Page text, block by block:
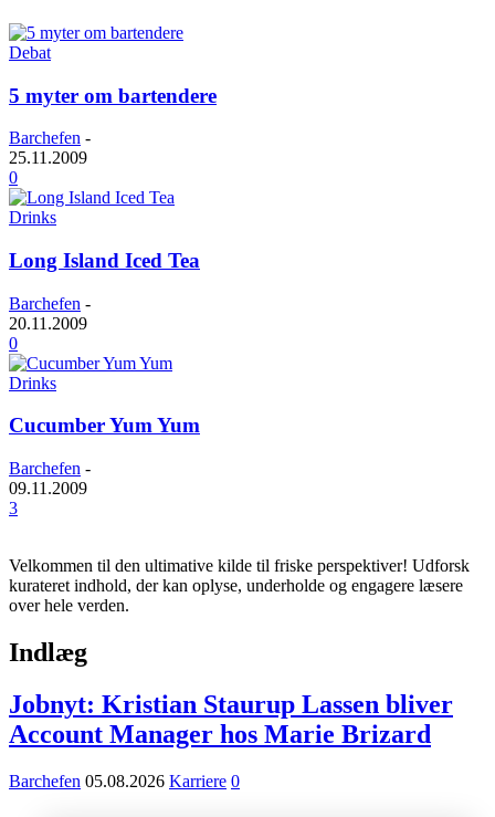
Debat
5 myter om bartendere
Barchefen -
25.11.2009
0
Drinks
Long Island Iced Tea
Barchefen -
20.11.2009
0
Drinks
Cucumber Yum Yum
Barchefen -
09.11.2009
3
Velkommen til den ultimative kilde til friske perspektiver! Udforsk
kurateret indhold, der kan oplyse, underholde og engagere læsere
over hele verden.
Indlæg
Jobnyt: Kristian Staurup Lassen bliver
Account Manager hos Marie Brizard
Barchefen 05.08.2026 Karriere 0